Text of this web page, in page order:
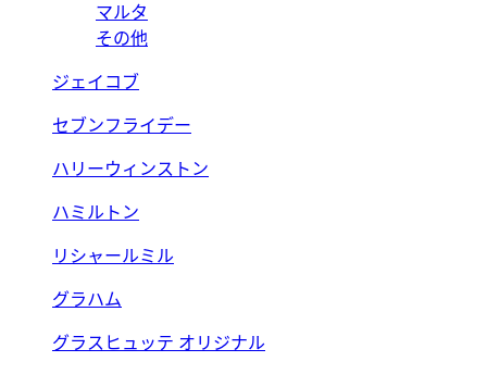
マルタ
その他
ジェイコブ
セブンフライデー
ハリーウィンストン
ハミルトン
リシャールミル
グラハム
グラスヒュッテ オリジナル